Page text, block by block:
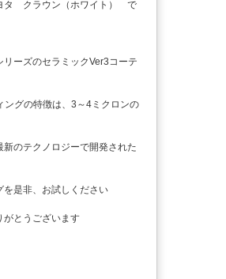
タ クラウン（ホワイト） で
ーズのセラミックVer3コーテ
ングの特徴は、3～4ミクロンの
のテクノロジーで開発された
是非、お試しください
がとうございます